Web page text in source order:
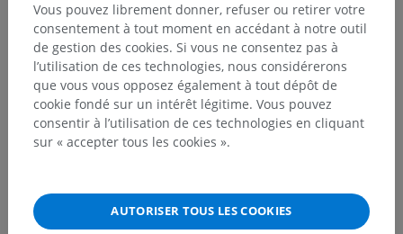
Anatomie comparée chez l’homme
Traductions
N’hésitez pas à nous suggérer une correction, une
traduction, une amélioration de contenu.
Vous pouvez librement donner, refuser ou retirer votre
consentement à tout moment en accédant à notre outil
de gestion des cookies. Si vous ne consentez pas à
l’utilisation de ces technologies, nous considérerons
que vous vous opposez également à tout dépôt de
cookie fondé sur un intérêt légitime. Vous pouvez
consentir à l’utilisation de ces technologies en cliquant
sur « accepter tous les cookies ».
AUTORISER TOUS LES COOKIES